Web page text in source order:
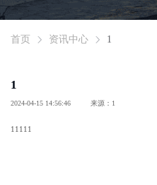
首页 资讯中心 1
1
2024-04-15 14:56:46 来源：1
11111